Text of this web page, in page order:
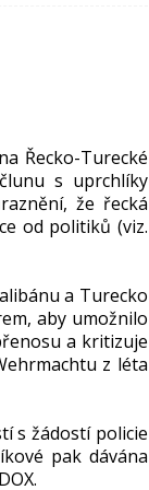
Řecko-Turecké
s uprchlíky
že řecká
od politiků (viz.
a Turecko
aby umožnilo
a kritizuje
z léta
s žádostí policie
pak dávána